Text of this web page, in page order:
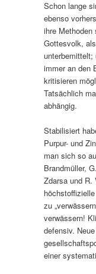
Schon lange
ebenso
ihre Methoden
Gottesvolk,
unterbemittelt;
immer an den
kritisieren
Tatsächlich
abhängig.
Stabilisiert
Purpur- und
man sich so
Brandmüller,
Zdarsa und R.
zu
verwässern!
defensiv.
einer